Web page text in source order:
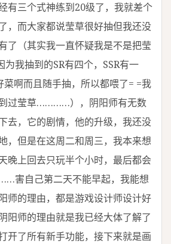
有三个式神练到20级了，我就差个
，而大家都说莹草很好抽但我还没
了（其实我一直怀疑我是不是把莹
我抽到的SR有四个，SSR有一
菜啊而且随手抽，所以都喂了= =我
过莹草…………），阴阳师有无数
去，它的剧情，他的升级，我还没
，但是在这周二和周三，我本来想
晚上回去只玩半个小时，最后都会
害自己第二天不能早起，我能想
师的理由，都是游戏设计师设计好
阳师的理由就是我已经大体了解了
开了所有新手功能，接下来就是画